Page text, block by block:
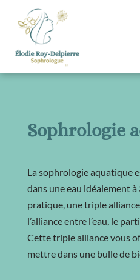
Sophrologie
La sophrologie aquatique
dans une eau idéalement à
pratique, une triple
l’alliance entre l’eau, le
Cette triple alliance vous
mettre dans une bulle de